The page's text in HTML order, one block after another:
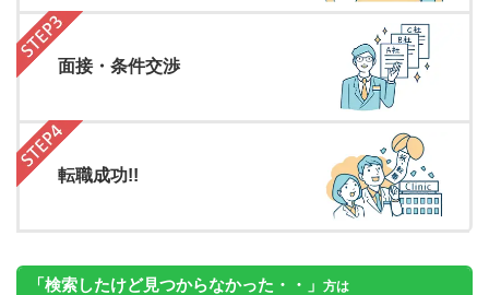
面接・条件交渉
転職成功!!
「検索したけど見つからなかった・・」 方は